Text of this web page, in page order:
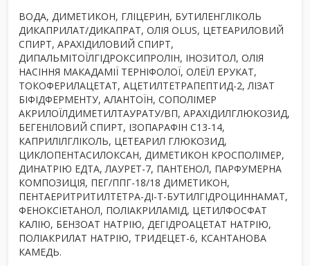
ВОДА, ДИМЕТИКОН, ГЛІЦЕРИН, БУТИЛЕНГЛІКОЛЬ
ДИКАПРИЛАТ/ДИКАПРАТ, ОЛІЯ OLUS, ЦЕТЕАРИЛОВИЙ
СПИРТ, АРАХІДИЛОВИЙ СПИРТ,
ДИПАЛЬМІТОЇЛГІДРОКСИПРОЛІН, ІНОЗИТОЛ, ОЛІЯ
НАСІННЯ МАКАДАМІЇ ТЕРНІФОЛОЇ, ОЛЕЇЛ ЕРУКАТ,
ТОКОФЕРИЛАЦЕТАТ, АЦЕТИЛТЕТРАПЕПТИД-2, ЛІЗАТ
БІФІДФЕРМЕНТУ, АЛАНТОЇН, СОПОЛІМЕР
АКРИЛОЇЛДИМЕТИЛТАУРАТУ/ВП, АРАХІДИЛГЛЮКОЗИД,
БЕГЕНІЛОВИЙ СПИРТ, ІЗОПАРАФІН С13-14,
КАПРИЛІЛГЛІКОЛЬ, ЦЕТЕАРИЛ ГЛЮКОЗИД,
ЦИКЛОПЕНТАСИЛОКСАН, ДИМЕТИКОН КРОСПОЛІМЕР,
ДИНАТРІЮ ЕДТА, ЛАУРЕТ-7, ПАНТЕНОЛ, ПАРФУМЕРНА
КОМПОЗИЦІЯ, ПЕГ/ППГ-18/18 ДИМЕТИКОН,
ПЕНТАЕРИТРИТИЛТЕТРА-ДІ-Т-БУТИЛГІДРОЦИННАМАТ,
ФЕНОКСІЕТАНОЛ, ПОЛІАКРИЛАМІД, ЦЕТИЛФОСФАТ
КАЛІЮ, БЕНЗОАТ НАТРІЮ, ДЕГІДРОАЦЕТАТ НАТРІЮ,
ПОЛІАКРИЛАТ НАТРІЮ, ТРИДЕЦЕТ-6, КСАНТАНОВА
КАМЕДЬ.